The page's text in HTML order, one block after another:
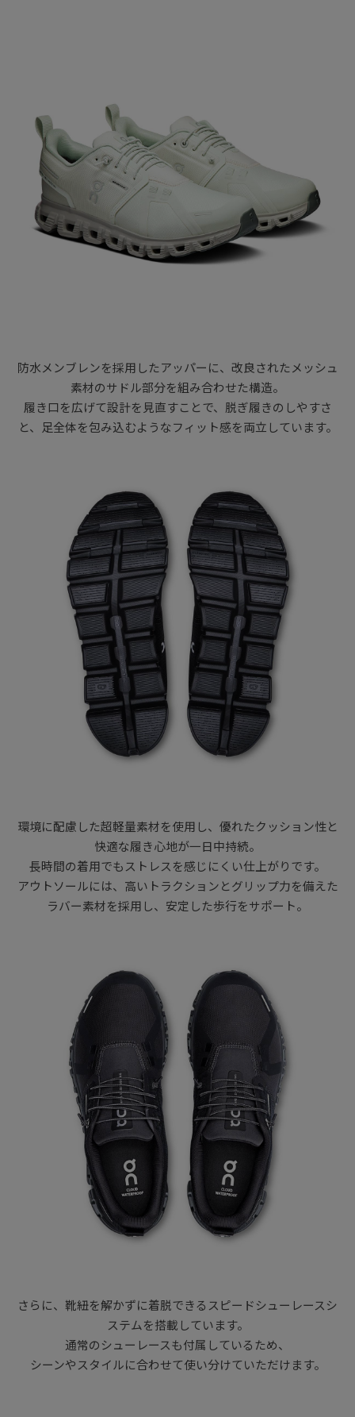
防水メンブレンを採用したアッパーに、改良されたメッシュ
素材のサドル部分を組み合わせた構造。
履き口を広げて設計を見直すことで、脱ぎ履きのしやすさ
と、足全体を包み込むようなフィット感を両立しています。
環境に配慮した超軽量素材を使用し、優れたクッション性と
快適な履き心地が一日中持続。
長時間の着用でもストレスを感じにくい仕上がりです。
アウトソールには、高いトラクションとグリップ力を備えた
ラバー素材を採用し、安定した歩行をサポート。
さらに、靴紐を解かずに着脱できるスピードシューレースシ
ステムを搭載しています。
通常のシューレースも付属しているため、
シーンやスタイルに合わせて使い分けていただけます。